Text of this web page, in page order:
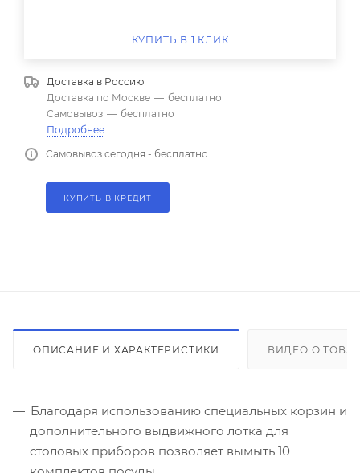
КУПИТЬ В 1 КЛИК
Доставка в Россию
Доставка по Москве — бесплатно
Самовывоз — бесплатно
Подробнее
Самовывоз сегодня - бесплатно
КУПИТЬ В КРЕДИТ
ОПИСАНИЕ И ХАРАКТЕРИСТИКИ ВИДЕО О
Благодаря использованию специальных корзин и
дополнительного выдвижного лотка для
столовых приборов позволяет вымыть 10